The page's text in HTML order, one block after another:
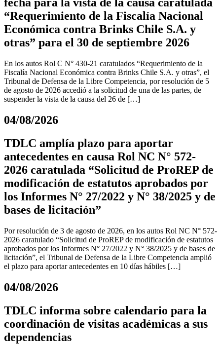
“Requerimiento de la Fiscalía Nacional
Económica contra Brinks Chile S.A. y
otras” para el 30 de septiembre 2026
En los autos Rol C N° 430-21 caratulados “Requerimiento de la
Fiscalía Nacional Económica contra Brinks Chile S.A. y otras”, el
Tribunal de Defensa de la Libre Competencia, por resolución de 5
de agosto de 2026 accedió a la solicitud de una de las partes, de
suspender la vista de la causa del 26 de […]
04/08/2026
TDLC amplía plazo para aportar
antecedentes en causa Rol NC N° 572-
2026 caratulada “Solicitud de ProREP de
modificación de estatutos aprobados por
los Informes N° 27/2022 y N° 38/2025 y de
bases de licitación”
Por resolución de 3 de agosto de 2026, en los autos Rol NC N° 572-
2026 caratulado “Solicitud de ProREP de modificación de estatutos
aprobados por los Informes N° 27/2022 y N° 38/2025 y de bases de
licitación”, el Tribunal de Defensa de la Libre Competencia amplió
el plazo para aportar antecedentes en 10 días hábiles […]
04/08/2026
TDLC informa sobre calendario para la
coordinación de visitas académicas a sus
dependencias